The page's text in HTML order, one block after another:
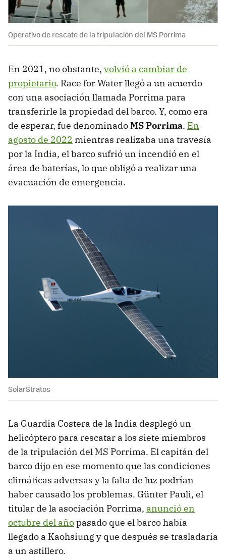
Operativo de rescate de la tripulación del MS Porrima
En 2021, no obstante, volvió a cambiar de
propietario. Race for Water llegó a un acuerdo
con una asociación llamada Porrima para
transferirle la propiedad del barco. Y, como era
de esperar, fue denominadoMS Porrima. En
agosto de 2022 mientras realizaba una travesía
por la India, el barco sufrió un incendió en el
área de baterías, lo que obligó a realizar una
evacuación de emergencia.
SolarStratos
La Guardia Costera de la India desplegó un
helicóptero para rescatar a los siete miembros
de la tripulación del MS Porrima. El capitán del
barco dijo en ese momento que las condiciones
climáticas adversas y la falta de luz podrían
haber causado los problemas. Günter Pauli, el
titular de la asociación Porrima, anunció en
octubre del añopasado que el barco había
llegado a Kaohsiung y que después se trasladaría
a un astillero.